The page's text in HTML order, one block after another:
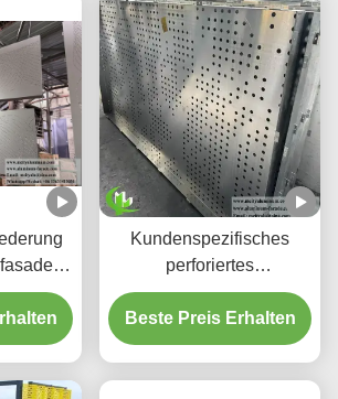
und
Kundenspezifisches
perforiertes
hinterleuchtetes
Aluminium-
Deckensystem mit
Beste Preis Erhalten